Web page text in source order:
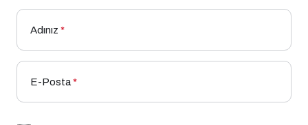
Adınız *
E-Posta*